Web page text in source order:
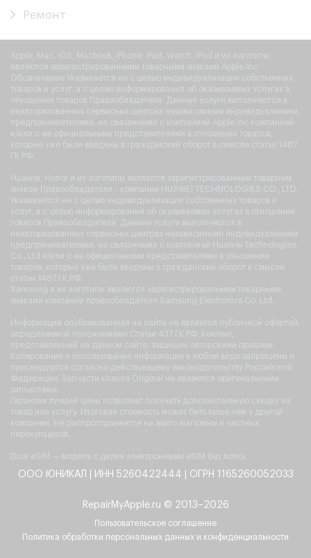
Ремонт
Apple, Mac, iOS, Macbook, iPhone, iPad, Watch, iPod и их логотипы
являются зарегистрированными товарными знаками Apple Inc.
Обозначение Указывается не с целью индивидуализации собственных
товаров и услуг, а с целью информирования об оказываемых услугах в
отношении товаров Правообладателя. Данные услуги выполняются в
неавторизованных сервисных центрах независимыми индивидуальными
предпринимателями, не связанными с компанией Apple Inc компанией
и/или с ее официальными представителями в отношении товаров,
которые уже были введены в гражданский оборот в смысле статьи 1487
ГК РФ.
Huawei, Honor и их логотипы являются зарегистрированным товарным
знаком Правообладателя - компании HUAWEI TECHNOLOGIES CO., LTD.
Указывается не с целью индивидуализации собственных товаров и
услуг, а с целью информирования об оказываемых услугах в отношении
товаров Правообладателя. Данные услуги выполняются в
неавторизованных сервисных центрах независимыми индивидуальными
предпринимателями, не связанными с компанией Huawei Technologies
Co., Ltd и/или с ее официальными представителями в отношении
товаров, которые уже были введены в гражданский оборот в смысле
статьи 1487 ГК РФ.
Samsung и их логотипы являются зарегистрированными товарными
знаками компании правообладателя Samsung Electronics Co. Ltd.
Информация опубликованная на сайте не является публичной офертой,
определяемой положениями Статьи 437 ГК РФ. Контент,
представленный на данном сайте, защищен авторскими правами.
Копирование и использование информации в любом виде запрещены и
преследуются согласно действующему законодательству Российской
Федерации. Запчасти класса Original не являются оригинальными
запчастями.
Гарантия лучшей цены позволяет получить дополнительную скидку на
товар или услугу. Итоговая стоимость может быть выше чем у другой
компании. Не распространяется на авито магазины и частных
перекупщиков.
Dual eSIM — модель с двумя электронными eSIM без лотка.
ООО ЮНИКАЛ | ИНН 5260422444 | ОГРН 1165260052033
RepairMyApple.ru © 2013–2026
Пользовательское соглашение
Политика обработки персональных данных и конфиденциальности